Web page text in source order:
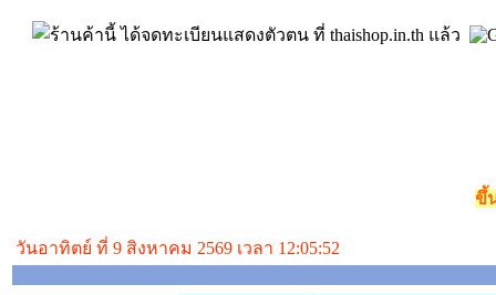
ขึ้
วันอาทิตย์ ที่ 9 สิงหาคม 2569 เวลา 12:05:52